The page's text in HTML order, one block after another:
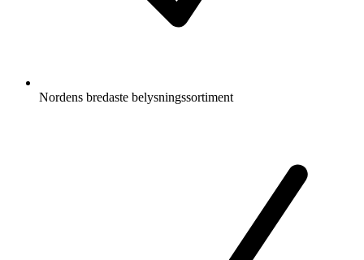
Nordens bredaste belysningssortiment